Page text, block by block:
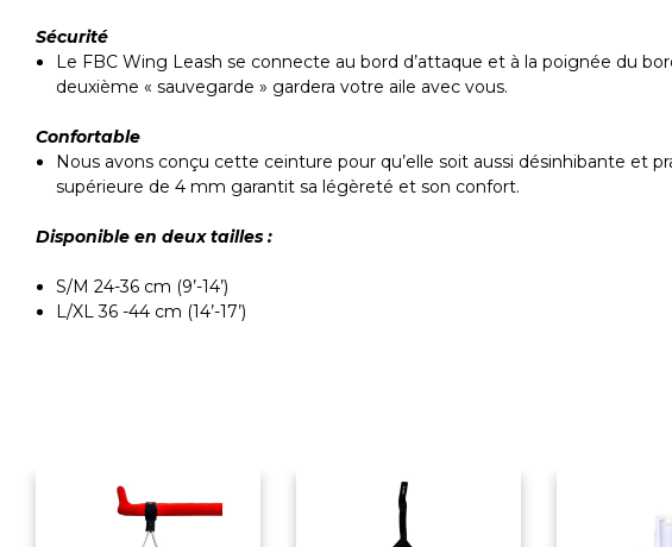
Sécurité
Le FBC Wing Leash se connecte au bord d’attaque et à la poignée du
deuxième « sauvegarde » gardera votre aile avec vous.
Confortable
Nous avons conçu cette ceinture pour qu’elle soit aussi désinhibante et
supérieure de 4 mm garantit sa légèreté et son confort.
Disponible en deux tailles :
S/M 24-36 cm (9’-14’)
L/XL 36 -44 cm (14’-17’)